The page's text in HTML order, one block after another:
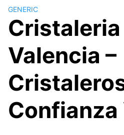
GENERIC
Cristaleria
Valencia –
Confianza